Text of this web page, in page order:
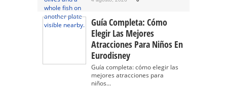
Guía Completa: Cómo
Elegir Las Mejores
Atracciones Para Niños En
Eurodisney
Guía completa: cómo elegir las
mejores atracciones para
niños...